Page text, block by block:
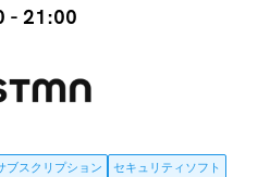
- 21:00
ブスクリプション
セキュリティソフト